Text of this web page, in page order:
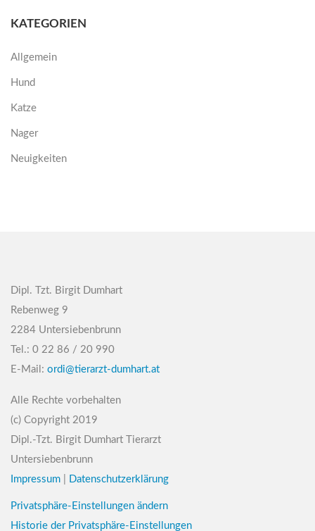
KATEGORIEN
Allgemein
Hund
Katze
Nager
Neuigkeiten
Dipl. Tzt. Birgit Dumhart
Rebenweg 9
2284 Untersiebenbrunn
Tel.: 0 22 86 / 20 990
E-Mail: ordi@tierarzt-dumhart.at
Alle Rechte vorbehalten
(c) Copyright 2019
Dipl.-Tzt. Birgit Dumhart Tierarzt
Untersiebenbrunn
Impressum
Datenschutzerklärung
Privatsphäre-Einstellungen ändern
Historie der Privatsphäre-Einstellungen